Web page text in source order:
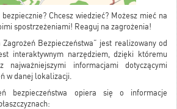
Chcesz wiedzieć? Możesz mieć na
spostrzeżeniami! Reaguj na zagrożenia!
Bezpieczeństwa” jest realizowany od
interaktywnym narzędziem, dzięki któremu
informacjami dotyczącymi
w danej lokalizacji.
bezpieczeństwa opiera się o informacje